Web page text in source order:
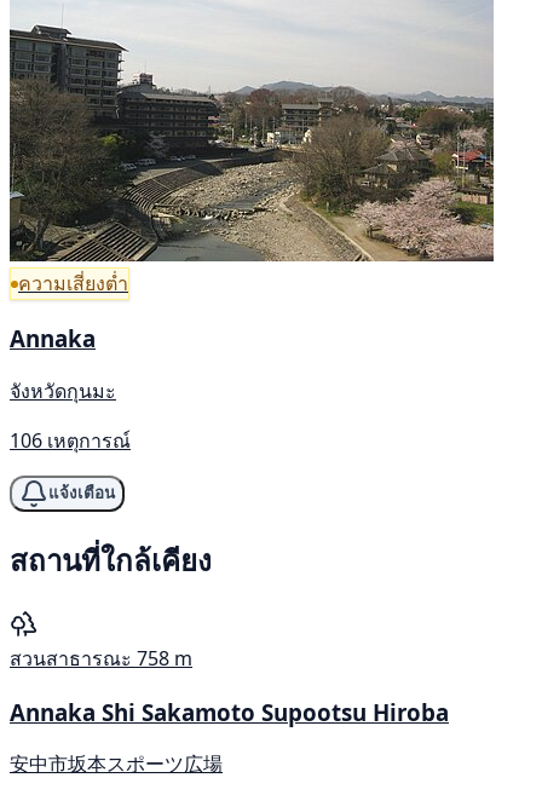
ความเสี่ยงต่ำ
Annaka
จังหวัดกุนมะ
106 เหตุการณ์
แจ้งเตือน
สถานที่ใกล้เคียง
สวนสาธารณะ 758 m
Annaka Shi Sakamoto Supootsu Hiroba
安中市坂本スポーツ広場